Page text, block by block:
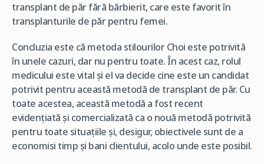
transplant de păr fără bărbierit, care este favorit în
transplanturile de păr pentru femei.
Concluzia este că metoda stilourilor Choi este potrivită
în unele cazuri, dar nu pentru toate. În acest caz, rolul
medicului este vital și el va decide cine este un candidat
potrivit pentru această metodă de transplant de păr. Cu
toate acestea, această metodă a fost recent
evidențiată și comercializată ca o nouă metodă potrivită
pentru toate situațiile și, desigur, obiectivele sunt de a
economisi timp și bani clientului, acolo unde este posibil.